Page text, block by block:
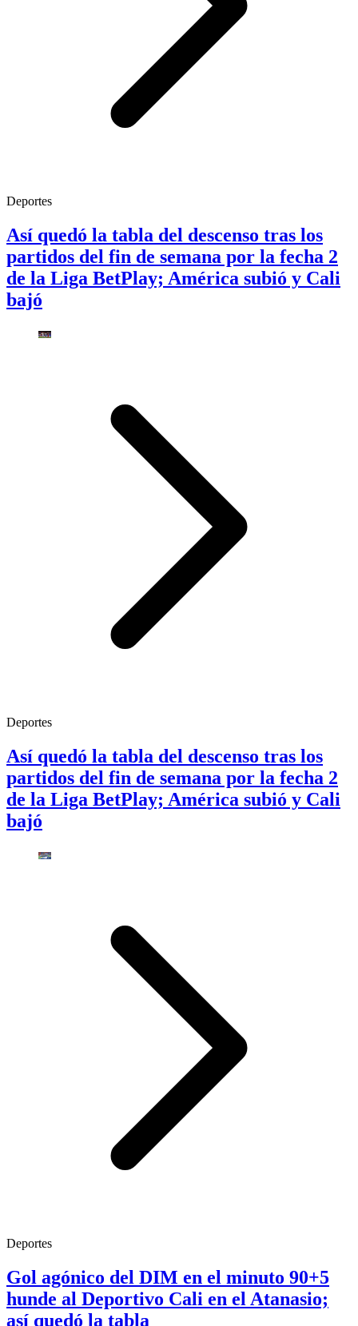
Deportes
Así quedó la tabla del descenso tras los
partidos del fin de semana por la fecha 2
de la Liga BetPlay; América subió y Cali
bajó
Deportes
Así quedó la tabla del descenso tras los
partidos del fin de semana por la fecha 2
de la Liga BetPlay; América subió y Cali
bajó
Deportes
Gol agónico del DIM en el minuto 90+5
hunde al Deportivo Cali en el Atanasio;
así quedó la tabla